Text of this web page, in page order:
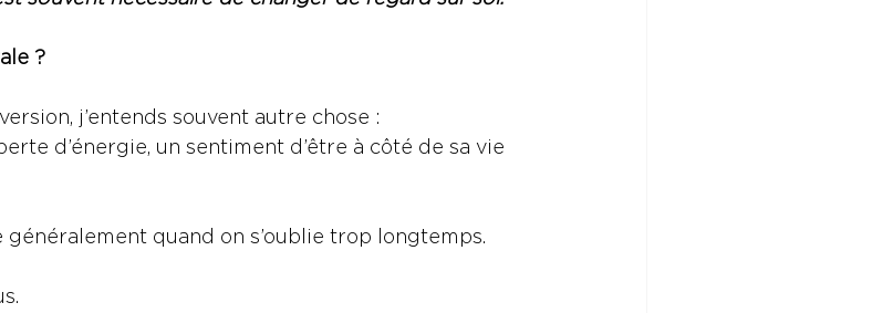
?
j’entends souvent autre chose :
d’énergie, un sentiment d’être à côté de sa vie
quand on s’oublie trop longtemps.